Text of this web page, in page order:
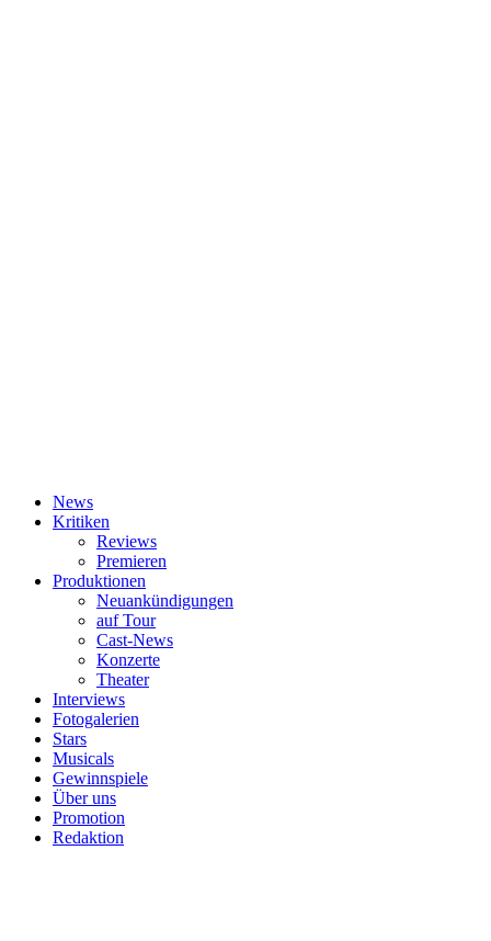
News
Kritiken
Reviews
Premieren
Produktionen
Neuankündigungen
auf Tour
Cast-News
Konzerte
Theater
Interviews
Fotogalerien
Stars
Musicals
Gewinnspiele
Über uns
Promotion
Redaktion